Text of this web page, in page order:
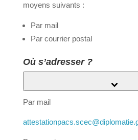
Vous pouvez adresser votre
Par mail
Où s’adresser ?
Service central d'état civil -
Par mail